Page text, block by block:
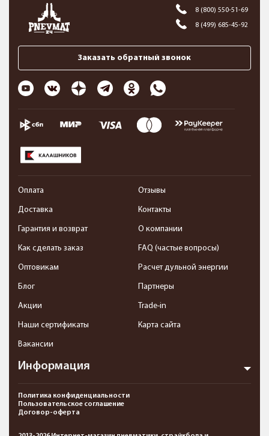
8 (800) 550-51-69
8 (499) 685-45-92
Заказать обратный звонок
Информация
Оплата
Доставка
Гарантия и возврат
Как сделать заказ
Оптовикам
Блог
Акции
Наши сертификаты
Вакансии
Отзывы
Контакты
О компании
FAQ (частые вопросы)
Расчет дульной энергии
Партнеры
Trade-in
Карта сайта
Политика конфиденциальности
Пользовательское соглашение
Договор-оферта